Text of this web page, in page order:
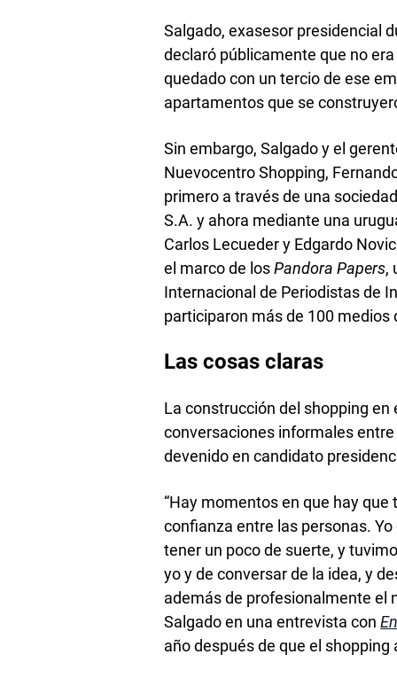
Salgado, exasesor presidencial
declaró públicamente que no
quedado con un tercio de ese
apartamentos que se
Sin embargo, Salgado y el
Nuevocentro Shopping,
primero a través de una
S.A. y ahora mediante una
Carlos Lecueder y Edgardo
el marco de losPandora Papers,
Internacional de Periodistas de
participaron más de 100 medios
Las cosas claras
La construcción del shopping
conversaciones informales
devenido en candidato
“Hay momentos en que hay
confianza entre las personas.
tener un poco de suerte, y
yo y de conversar de la idea, y
además de profesionalmente el
Salgado en una entrevista con
año después de que el